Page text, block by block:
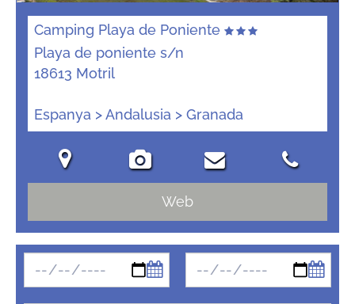
Camping Playa de Poniente
Playa de poniente s/n
18613 Motril
Espanya > Andalusia > Granada
Web